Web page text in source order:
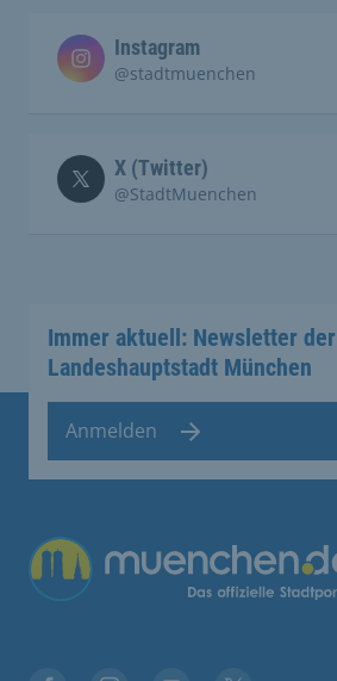
Instagram
@stadtmuenchen
X (Twitter)
@StadtMuenchen
Immer aktuell: Newsletter der
Landeshauptstadt München
Anmelden
Übergreifende Links